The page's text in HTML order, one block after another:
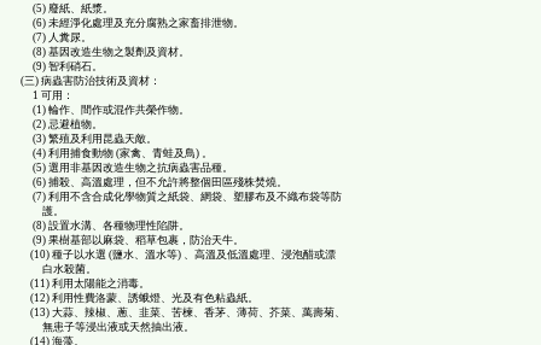
(5) 廢紙、紙漿。
(6) 未經淨化處理及充分腐熟之家畜排泄物。
(7) 人糞尿。
(8) 基因改造生物之製劑及資材。
(9) 智利硝石。
(三) 病蟲害防治技術及資材：
1 可用：
(1) 輪作、間作或混作共榮作物。
(2) 忌避植物。
(3) 繁殖及利用昆蟲天敵。
(4) 利用捕食動物 (家禽、青蛙及鳥) 。
(5) 選用非基因改造生物之抗病蟲害品種。
(6) 捕殺、高溫處理，但不允許將整個田區殘株焚燒。
(7) 利用不含合成化學物質之紙袋、網袋、塑膠布及不織布袋等防
護。
(8) 設置水溝、各種物理性陷阱。
(9) 果樹基部以麻袋、稻草包裹，防治天牛。
(10) 種子以水選 (鹽水、溫水等) 、高溫及低溫處理、浸泡醋或漂
白水殺菌。
(11) 利用太陽能之消毒。
(12) 利用性費洛蒙、誘蛾燈、光及有色粘蟲紙。
(13) 大蒜、辣椒、蔥、韭菜、苦楝、香茅、薄荷、芥菜、萬壽菊、
無患子等浸出液或天然抽出液。
(14) 海藻。